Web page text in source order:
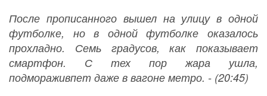
После прописанного вышел на улицу в одной
футболке, но в одной футболке оказалось
прохладно. Семь градусов, как показывает
смартфон. С тех пор жара ушла,
подмораживпет даже в вагоне метро. - (20:45)